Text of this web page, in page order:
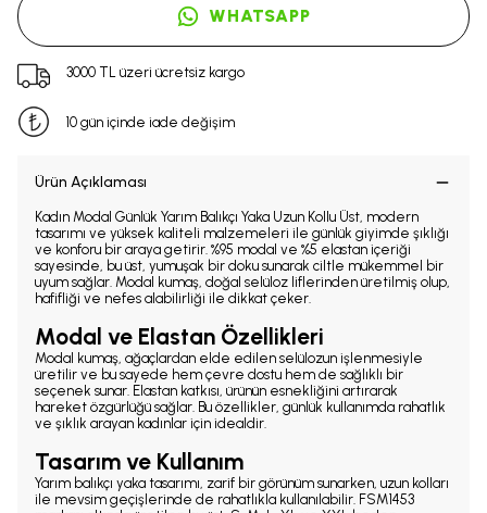
WHATSAPP
3000 TL üzeri ücretsiz kargo
10 gün içinde iade değişim
Ürün Açıklaması
Kadın Modal Günlük Yarım Balıkçı Yaka Uzun Kollu Üst, modern
tasarımı ve yüksek kaliteli malzemeleri ile günlük giyimde şıklığı
ve konforu bir araya getirir. %95 modal ve %5 elastan içeriği
sayesinde, bu üst, yumuşak bir doku sunarak ciltle mükemmel bir
uyum sağlar. Modal kumaş, doğal selüloz liflerinden üretilmiş olup,
hafifliği ve nefes alabilirliği ile dikkat çeker.
Modal ve Elastan Özellikleri
Modal kumaş, ağaçlardan elde edilen selülozun işlenmesiyle
üretilir ve bu sayede hem çevre dostu hem de sağlıklı bir
seçenek sunar. Elastan katkısı, ürünün esnekliğini artırarak
hareket özgürlüğü sağlar. Bu özellikler, günlük kullanımda rahatlık
ve şıklık arayan kadınlar için idealdir.
Tasarım ve Kullanım
Yarım balıkçı yaka tasarımı, zarif bir görünüm sunarken, uzun kolları
ile mevsim geçişlerinde de rahatlıkla kullanılabilir. FSM1453